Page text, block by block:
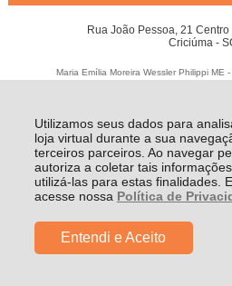
Utilizamos seus dados para
loja virtual durante a sua
terceiros parceiros. Ao navegar
autoriza a coletar tais
utilizá-las para estas finalidades.
acesse nossa Política de
Entendi e Aceito
Rua João Pessoa, 21
Criciúma -
Maria Emília Moreira Wessler Philippi ME